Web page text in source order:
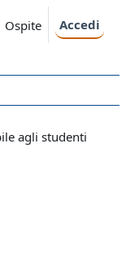
Ospite Accedi
agli studenti